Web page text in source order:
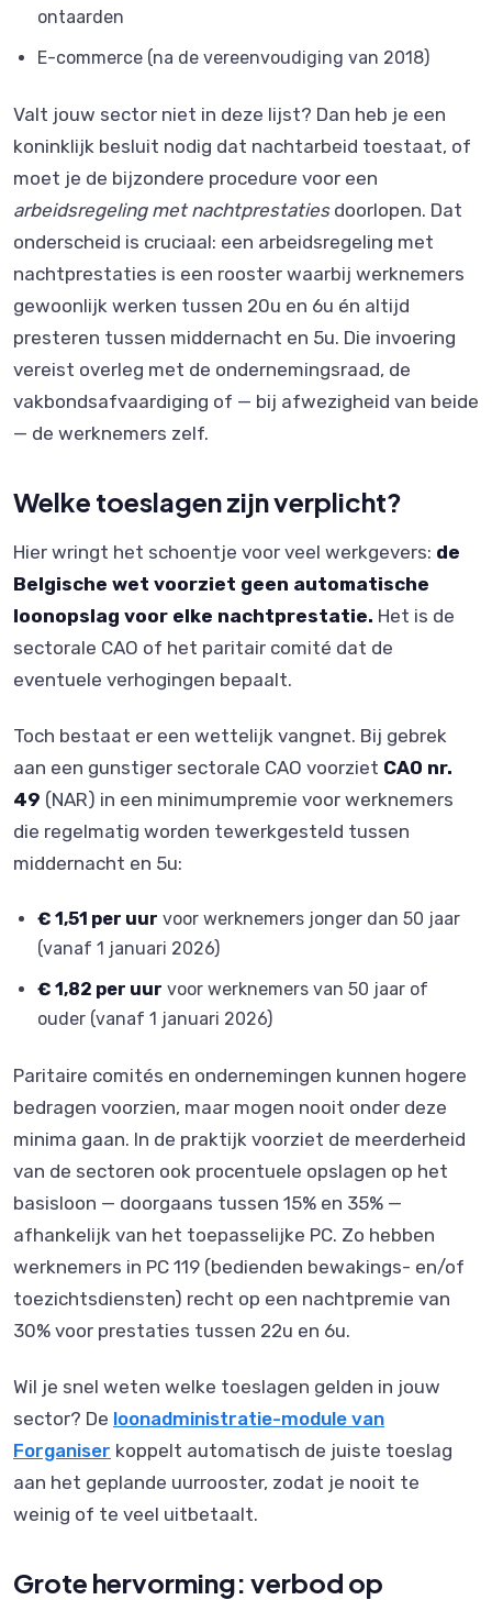
ontaarden
E-commerce (na de vereenvoudiging van 2018)
Valt jouw sector niet in deze lijst? Dan heb je een
koninklijk besluit nodig dat nachtarbeid toestaat, of
moet je de bijzondere procedure voor een
arbeidsregeling met nachtprestatiesdoorlopen. Dat
onderscheid is cruciaal: een arbeidsregeling met
nachtprestaties is een rooster waarbij werknemers
gewoonlijk werken tussen 20u en 6u én altijd
presteren tussen middernacht en 5u. Die invoering
vereist overleg met de ondernemingsraad, de
vakbondsafvaardiging of — bij afwezigheid van beide
— de werknemers zelf.
Welke toeslagen zijn verplicht?
Hier wringt het schoentje voor veel werkgevers: de
Belgische wet voorziet geen automatische
loonopslag voor elke nachtprestatie. Het is de
sectorale CAO of het paritair comité dat de
eventuele verhogingen bepaalt.
Toch bestaat er een wettelijk vangnet. Bij gebrek
aan een gunstiger sectorale CAO voorziet CAO nr.
49 (NAR) in een minimumpremie voor werknemers
die regelmatig worden tewerkgesteld tussen
middernacht en 5u:
€ 1,51 per uur voor werknemers jonger dan 50 jaar
(vanaf 1 januari 2026)
€ 1,82 per uur voor werknemers van 50 jaar of
ouder (vanaf 1 januari 2026)
Paritaire comités en ondernemingen kunnen hogere
bedragen voorzien, maar mogen nooit onder deze
minima gaan. In de praktijk voorziet de meerderheid
van de sectoren ook procentuele opslagen op het
basisloon — doorgaans tussen 15% en 35% —
afhankelijk van het toepasselijke PC. Zo hebben
werknemers in PC 119 (bedienden bewakings- en/of
toezichtsdiensten) recht op een nachtpremie van
30% voor prestaties tussen 22u en 6u.
Wil je snel weten welke toeslagen gelden in jouw
sector? De loonadministratie-module van
Forganiser koppelt automatisch de juiste toeslag
aan het geplande uurrooster, zodat je nooit te
weinig of te veel uitbetaalt.
Grote hervorming: verbod op